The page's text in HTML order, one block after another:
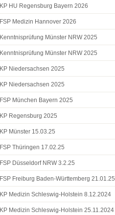
KP HU Regensburg Bayern 2026
FSP Medizin Hannover 2026
Kenntnisprüfung Münster NRW 2025
Kenntnisprüfung Münster NRW 2025
KP Niedersachsen 2025
KP Niedersachsen 2025
FSP München Bayern 2025
KP Regensburg 2025
KP Münster 15.03.25
FSP Thüringen 17.02.25
FSP Düsseldorf NRW 3.2.25
FSP Freiburg Baden-Württemberg 21.01.25
KP Medizin Schleswig-Holstein 8.12.2024
KP Medizin Schleswig-Holstein 25.11.2024